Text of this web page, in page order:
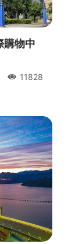
購物中
人氣11828